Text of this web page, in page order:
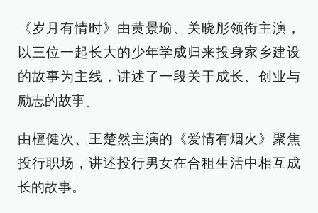
《岁月有情时》由黄景瑜、关晓彤领衔主演，
以三位一起长大的少年学成归来投身家乡建设
的故事为主线，讲述了一段关于成长、创业与
励志的故事。
由檀健次、王楚然主演的《爱情有烟火》聚焦
投行职场，讲述投行男女在合租生活中相互成
长的故事。